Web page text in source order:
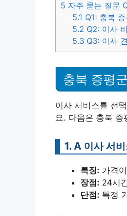
5 자주 묻는 질문
5.1 Q1: 충북
5.2 Q2: 이사
5.3 Q3: 이사
충북 증평
이사 서비스를 선
요. 다음은 충북
1. A 이사 서
특징: 가격
장점: 24시
단점: 특정